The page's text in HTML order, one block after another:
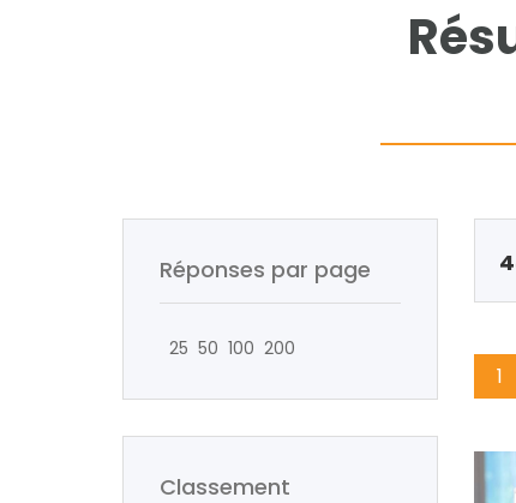
Réponses par page
25 50 100 200
Classement
1